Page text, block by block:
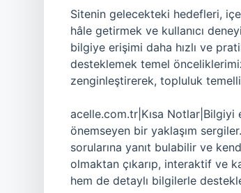
Sitenin gelecekteki hedefleri,
hâle getirmek ve kullanıcı
bilgiye erişimi daha hızlı ve
desteklemek temel
zenginleştirerek, topluluk
acelle.com.tr|Kısa Notlar|Bilgiyi
önemseyen bir yaklaşım
sorularına yanıt bulabilir ve
olmaktan çıkarıp, interaktif ve
hem de detaylı bilgilerle